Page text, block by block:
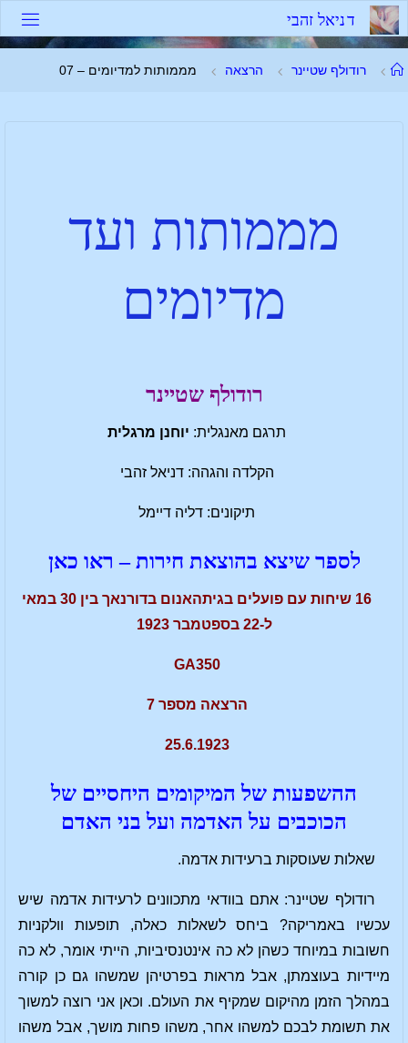
דניאל זהבי
רודולף שטיינר הרצאה מממותות למדיומים – 07
מממותות ועד
מדיומים
רודולף שטיינר
תרגם מאנגלית: יוחנן מרגלית
הקלדה והגהה: דניאל זהבי
תיקונים: דליה דיימל
לספר שיצא בהוצאת חירות – ראו כאן
16 שיחות עם פועלים בגיתהאנום בדורנאך בין 30 במאי
ל-22 בספטמבר 1923
GA350
הרצאה מספר 7
25.6.1923
ההשפעות של המיקומים היחסיים של
הכוכבים על האדמה ועל בני האדם
שאלות שעוסקות ברעידות אדמה.
רודולף שטיינר: אתם בוודאי מתכוונים לרעידות אדמה שיש
עכשיו באמריקה? ביחס לשאלות כאלה, תופעות וולקניות
חשובות במיוחד כשהן לא כה אינטנסיביות, הייתי אומר, לא כה
מיידיות בעוצמתן, אבל מראות בפרטיהן שמשהו גם כן קורה
במהלך הזמן מהיקום שמקיף את העולם. וכאן אני רוצה למשוך
את תשומת לבכם למשהו אחר, משהו פחות מושך, אבל משהו